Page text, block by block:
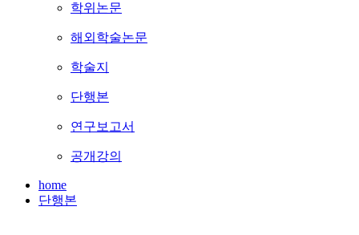
학위논문
해외학술논문
학술지
단행본
연구보고서
공개강의
home
단행본